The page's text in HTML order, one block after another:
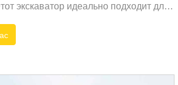
экскаватор идеально подходит для
сельское хозяйство. Высокая
делают его превосходным
по конкурентоспособным ценам.